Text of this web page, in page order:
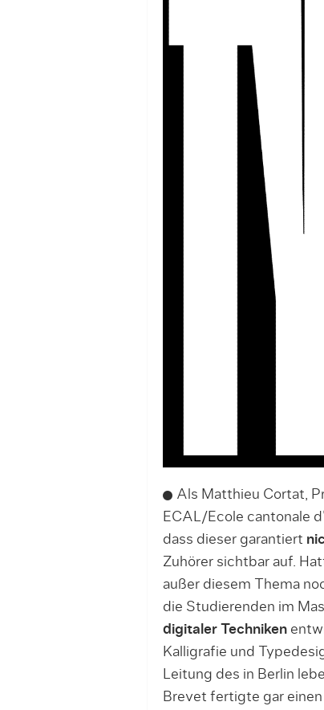
Als Matthieu Cortat,
ECAL/Ecole cantonale
dass dieser garantiert
Zuhörer sichtbar auf.
außer diesem Thema
die Studierenden im
digitaler Techniken
Kalligrafie und
Leitung des in Berlin
Brevet fertigte gar